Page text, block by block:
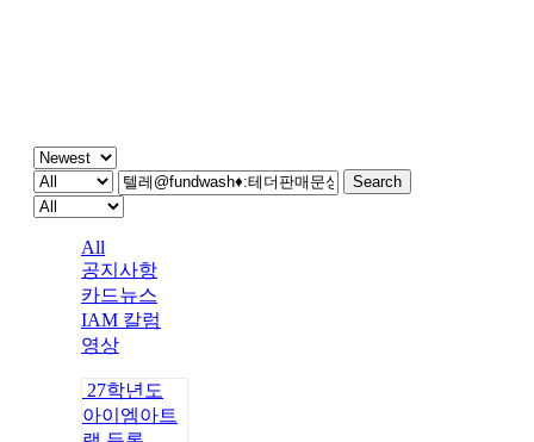
주간 IAM Search
All
공지사항
카드뉴스
IAM 칼럼
영상
27학년도
아이엠아트